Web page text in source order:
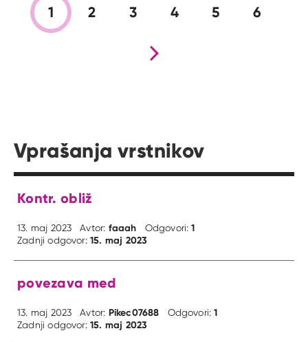
1 2 3 4 5 6
Nova stran
Vprašanja vrstnikov
Kontr. obliž
13. maj 2023 Avtor: faaah Odgovori:1
Zadnji odgovor:15. maj 2023
povezava med
13. maj 2023 Avtor: Pikec07688 Odgovori:1
Zadnji odgovor:15. maj 2023